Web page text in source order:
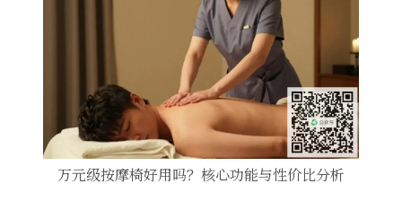
万元级按摩椅好用吗？核心功能与性价比分析